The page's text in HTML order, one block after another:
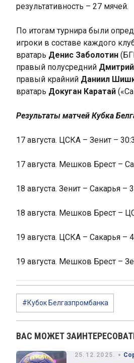
результативность – 27 мячей.
По итогам турнира были
игроки в составе каждого
вратарь Денис Заболотин
правый полусредний
правый крайний Даниил
вратарь Докуган Каратай
Результаты матчей Кубка
17 августа. ЦСКА – Зенит –
17 августа. Мешков Брест –
18 августа. Зенит – Сакарья –
18 августа. Мешков Брест –
19 августа. ЦСКА – Сакарья –
19 августа. Мешков Брест –
#Кубок Белгазпромбанка
ВАС МОЖЕТ
25.12.2025. •